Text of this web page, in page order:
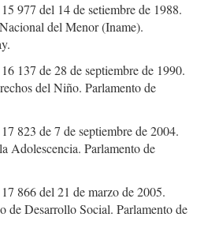
977 del 14 de setiembre de 1988.
del Menor (Iname).
137 de 28 de septiembre de 1990.
del Niño. Parlamento de
823 de 7 de septiembre de 2004.
Adolescencia. Parlamento de
866 del 21 de marzo de 2005.
de Desarrollo Social. Parlamento de